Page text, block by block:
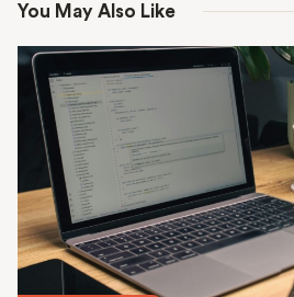
You May Also Like